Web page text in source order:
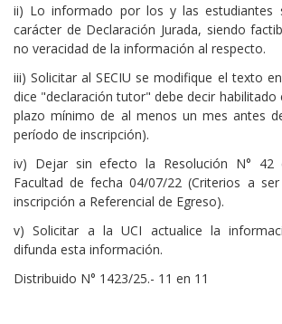
ii) Lo informado por los y las estudiantes
carácter de Declaración Jurada, siendo
no veracidad de la información al respecto.
iii) Solicitar al SECIU se modifique el texto
dice "declaración tutor" debe decir habilitado
plazo mínimo de al menos un mes antes
período de inscripción).
iv) Dejar sin efecto la Resolución N° 42
Facultad de fecha 04/07/22 (Criterios a
inscripción a Referencial de Egreso).
v) Solicitar a la UCI actualice la
difunda esta información.
Distribuido N° 1423/25.- 11 en 11